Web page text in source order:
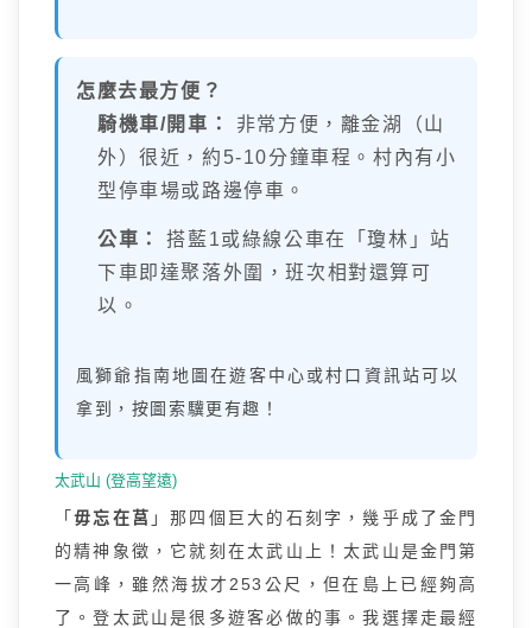
怎麼去最方便？
騎機車/開車：
非常方便，離金湖（山
外）很近，約5-10分鐘車程。村內有小
型停車場或路邊停車。
公車：
搭藍1或綠線公車在「瓊林」站
下車即達聚落外圍，班次相對還算可
以。
風獅爺指南地圖在遊客中心或村口資訊站可以
拿到，按圖索驥更有趣！
太武山 (登高望遠)
「毋忘在莒 」那四個巨大的石刻字，幾乎成了金門
的精神象徵，它就刻在太武山上！太武山是金門第
一高峰，雖然海拔才253公尺，但在島上已經夠高
了。登太武山是很多遊客必做的事。我選擇走最經